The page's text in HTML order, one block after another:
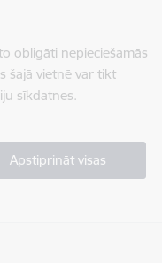
obligāti nepieciešamās
šajā vietnē var tikt
sīkdatnes.
Apstiprināt visas